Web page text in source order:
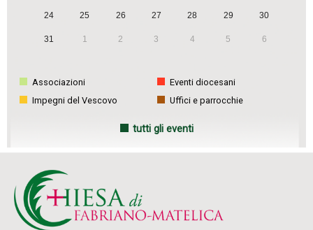
24 25 26 27 28 29 30
31 1 2 3 4 5 6
Associazioni
Eventi diocesani
Impegni del Vescovo
Uffici e parrocchie
tutti gli eventi